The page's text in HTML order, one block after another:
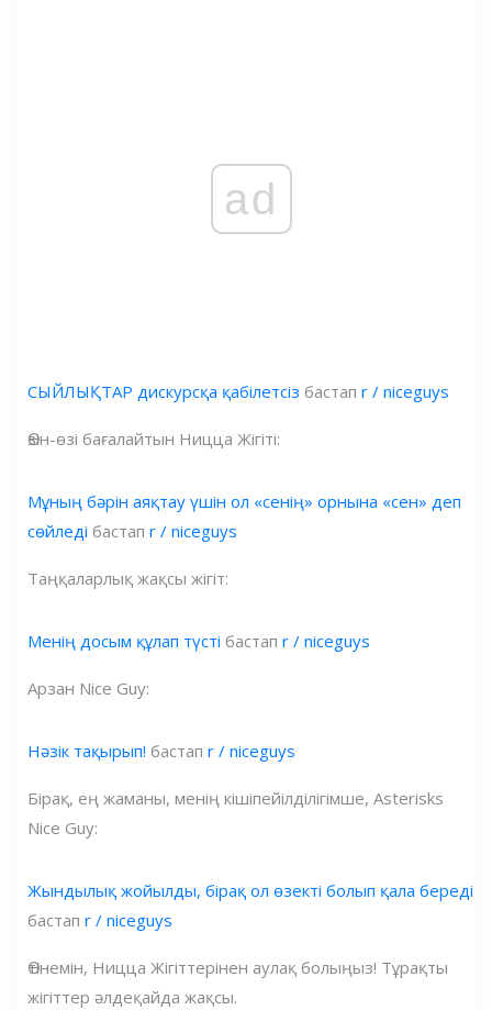
ad
СЫЙЛЫҚТАР дискурсқа қабілетсіз бастап r / niceguys
Өзін-өзі бағалайтын Ницца Жігіті:
Мұның бәрін аяқтау үшін ол «сенің» орнына «сен» деп
сөйледі бастап r / niceguys
Таңқаларлық жақсы жігіт:
Менің досым құлап түсті бастап r / niceguys
Арзан Nice Guy:
Нәзік тақырып! бастап r / niceguys
Бірақ, ең жаманы, менің кішіпейілділігімше, Asterisks
Nice Guy:
Жындылық жойылды, бірақ ол өзекті болып қала береді
бастап r / niceguys
Өтінемін, Ницца Жігіттерінен аулақ болыңыз! Тұрақты
жігіттер әлдеқайда жақсы.